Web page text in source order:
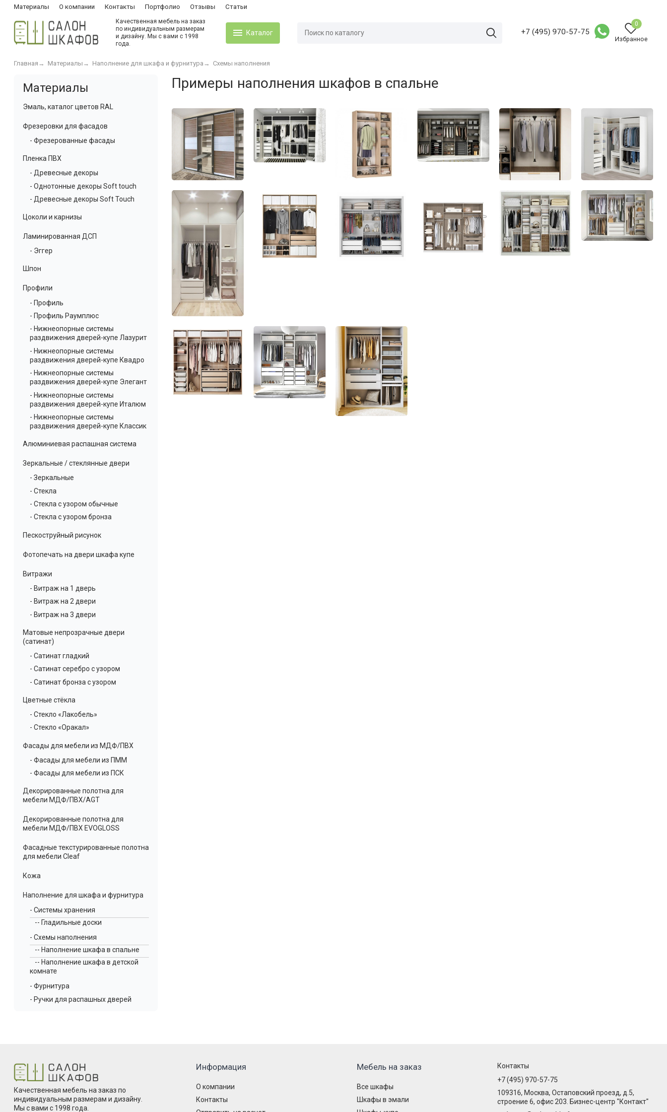
Материалы О компании Контакты Портфолио Отзывы Статьи
Качественная мебель на заказ
по индивидуальным размерам
и дизайну. Мы с вами с 1998
года.
Каталог +7 (495) 970-57-75
0
Избранное
Главная → Материалы → Наполнение для шкафа и фурнитура → Схемы наполнения
Материалы
Эмаль, каталог цветов RAL
Фрезеровки для фасадов
- Фрезерованные фасады
Пленка ПВХ
- Древесные декоры
- Однотонные декоры Soft touch
- Древесные декоры Soft Touch
Цоколи и карнизы
Ламинированная ДСП
- Эггер
Шпон
Профили
- Профиль
- Профиль Раумплюс
- Нижнеопорные системы
раздвижения дверей-купе Лазурит
- Нижнеопорные системы
раздвижения дверей-купе Квадро
- Нижнеопорные системы
раздвижения дверей-купе Элегант
- Нижнеопорные системы
раздвижения дверей-купе Италюм
- Нижнеопорные системы
раздвижения дверей-купе Классик
Алюминиевая распашная система
Зеркальные / стеклянные двери
- Зеркальные
- Стекла
- Стекла с узором обычные
- Стекла с узором бронза
Пескоструйный рисунок
Фотопечать на двери шкафа купе
Витражи
- Витраж на 1 дверь
- Витраж на 2 двери
- Витраж на 3 двери
Матовые непрозрачные двери
(сатинат)
- Сатинат гладкий
- Сатинат серебро с узором
- Сатинат бронза с узором
Цветные стёкла
- Стекло «Лакобель»
- Стекло «Оракал»
Фасады для мебели из МДФ/ПВХ
- Фасады для мебели из ПММ
- Фасады для мебели из ПСК
Декорированные полотна для
мебели МДФ/ПВХ/AGT
Декорированные полотна для
мебели МДФ/ПВХ EVOGLOSS
Фасадные текстурированные полотна
для мебели Cleaf
Кожа
Наполнение для шкафа и фурнитура
- Системы хранения
-- Гладильные доски
- Схемы наполнения
-- Наполнение шкафа в спальне
-- Наполнение шкафа в детской
комнате
- Фурнитура
- Ручки для распашных дверей
Примеры наполнения шкафов в спальне
Качественная мебель на заказ по
индивидуальным размерам и дизайну.
Мы с вами с 1998 года.
Информация
О компании
Контакты
Мебель на заказ
Все шкафы
Шкафы в эмали
Контакты
+7 (495) 970-57-75
109316, Москва, Остаповский проезд, д.5,
строение 6, офис 203. Бизнес-центр "Контакт"